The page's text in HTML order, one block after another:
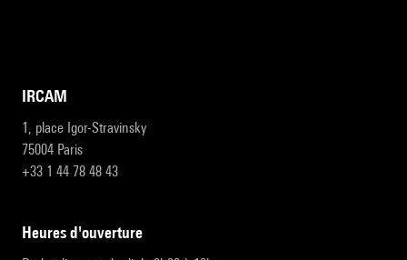
IRCAM
1, place Igor-Stravinsky
75004 Paris
+33 1 44 78 48 43
heures d'ouverture